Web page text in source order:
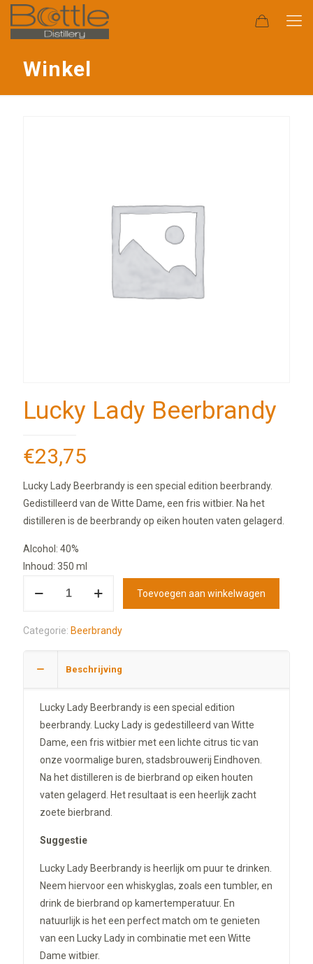
Winkel
Lucky Lady Beerbrandy
€23,75
Lucky Lady Beerbrandy is een special edition beerbrandy.
Gedistilleerd van de Witte Dame, een fris witbier. Na het
distilleren is de beerbrandy op eiken houten vaten gelagerd.
Alcohol: 40%
Inhoud: 350 ml
Toevoegen aan winkelwagen
Categorie: Beerbrandy
Beschrijving
Lucky Lady Beerbrandy is een special edition
beerbrandy. Lucky Lady is gedestilleerd van Witte
Dame, een fris witbier met een lichte citrus tic van
onze voormalige buren, stadsbrouwerij Eindhoven.
Na het distilleren is de bierbrand op eiken houten
vaten gelagerd. Het resultaat is een heerlijk zacht
zoete bierbrand.
Suggestie
Lucky Lady Beerbrandy is heerlijk om puur te drinken.
Neem hiervoor een whiskyglas, zoals een tumbler, en
drink de bierbrand op kamertemperatuur. En
natuurlijk is het een perfect match om te genieten
van een Lucky Lady in combinatie met een Witte
Dame witbier.